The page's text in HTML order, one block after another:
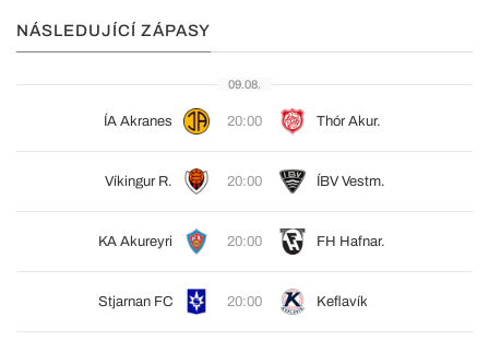
NÁSLEDUJÍCÍ ZÁPASY
09.08.
ÍA Akranes 20:00 Thór Akur.
Víkingur R. 20:00 ÍBV Vestm.
KA Akureyri 20:00 FH Hafnar.
Stjarnan FC 20:00 Keflavík